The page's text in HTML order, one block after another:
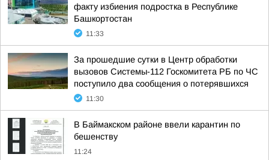
факту избиения подростка в Республике
Башкортостан
11:33
За прошедшие сутки в Центр обработки
вызовов Системы-112 Госкомитета РБ по ЧС
поступило два сообщения о потерявшихся
11:30
В Баймакском районе ввели карантин по
бешенству
11:24